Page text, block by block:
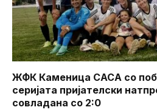
ЖФК Каменица САСА со
серијата пријателски
совладана со 2:0